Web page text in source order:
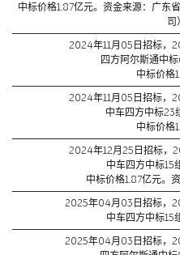
中标价格1.87亿元。资金来源：广东
司
2024年11月05日招标，
四方阿尔斯通中
中标价格
2024年11月05日招标，
中车四方中标23
中标价格
2024年12月25日招标，
中车四方中标15
中标价格1.87亿元。
2025年04月03日招标，
中车四方中标15
2025年04月03日招标，